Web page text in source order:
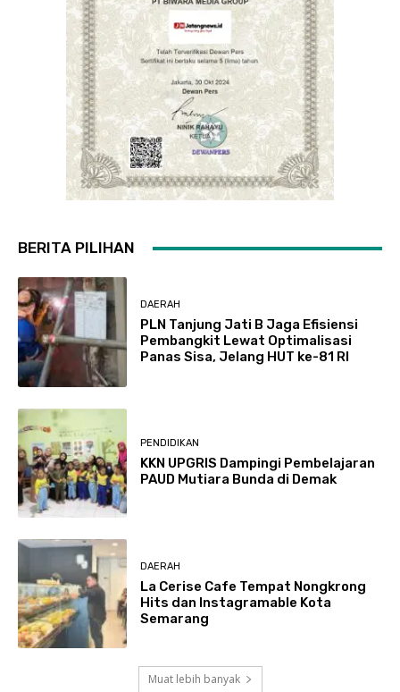
BERITA PILIHAN
DAERAH
PLN Tanjung Jati B Jaga Efisiensi
Pembangkit Lewat Optimalisasi
Panas Sisa, Jelang HUT ke-81 RI
PENDIDIKAN
KKN UPGRIS Dampingi Pembelajaran
PAUD Mutiara Bunda di Demak
DAERAH
La Cerise Cafe Tempat Nongkrong
Hits dan Instagramable Kota
Semarang
Muat lebih banyak